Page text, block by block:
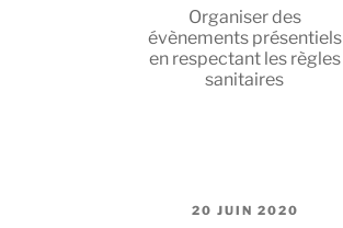
LE
Organiser des
évènements présentiels
en respectant les règles
sanitaires
PUBLIÉ
20 JUIN 2020